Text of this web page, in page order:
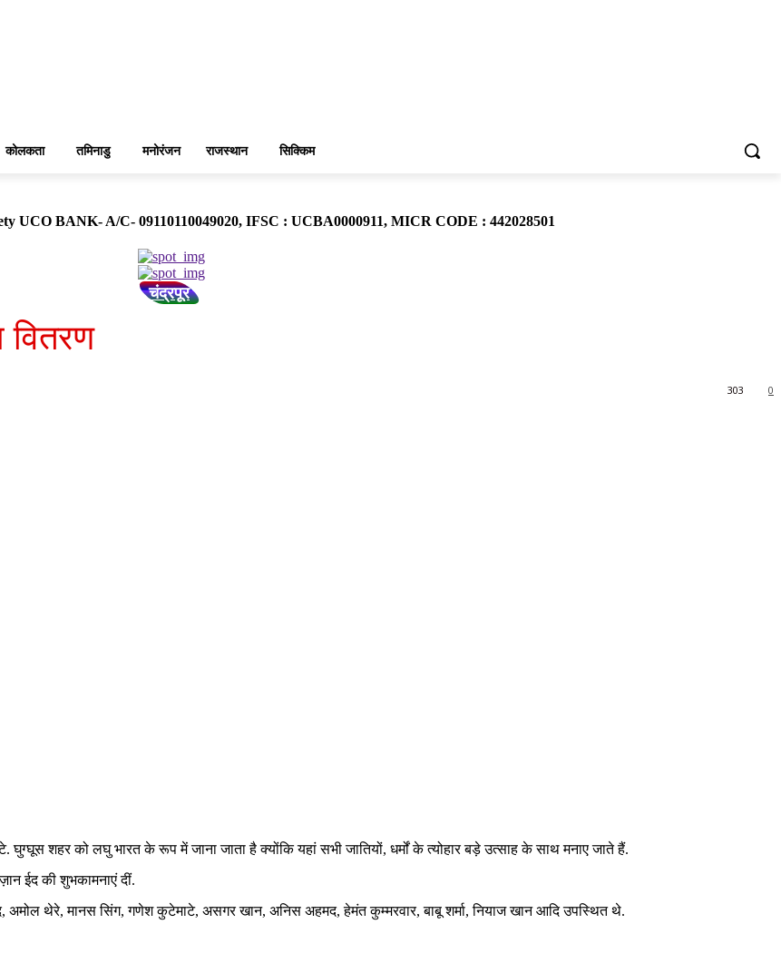
कोलकता तमिनाडु मनोरंजन राजस्थान सिक्किम
UCO BANK- A/C- 09110110049020, IFSC : UCBA0000911, MICR CODE : 442028501
चंद्रपूर
0
303
शहर को लघु भारत के रूप में जाना जाता है क्योंकि यहां सभी जातियों, धर्मों के त्योहार बड़े उत्साह के साथ मनाए जाते हैं.
ईद की शुभकामनाएं दीं.
थेरे, मानस सिंग, गणेश कुटेमाटे, असगर खान, अनिस अहमद, हेमंत कुम्मरवार, बाबू शर्मा, नियाज खान आदि उपस्थित थे.